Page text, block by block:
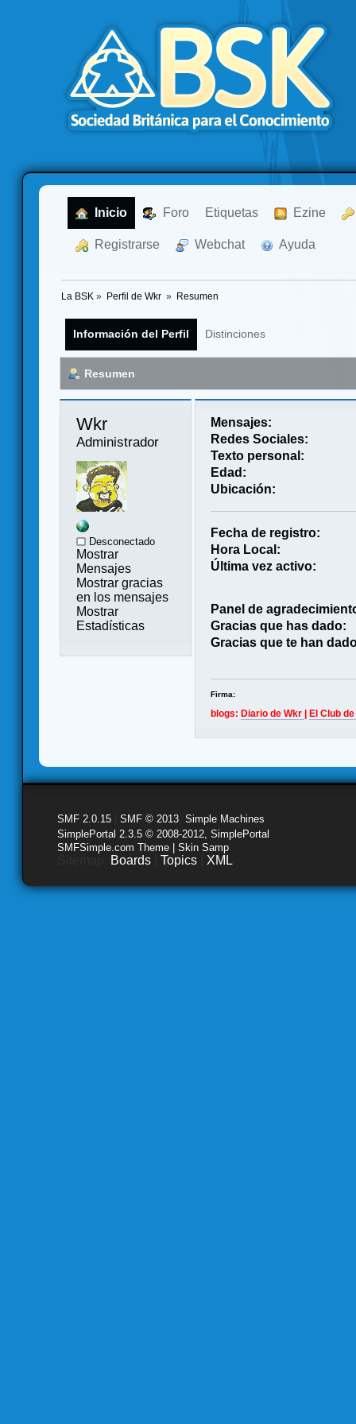
Inicio Foro Etiquetas Ezine
Registrarse Webchat Ayuda
La BSK » Perfil de Wkr » Resumen
Información del Perfil Distinciones
Resumen
Wkr
Administrador
Desconectado
Mostrar
Mensajes
Mostrar gracias
en los mensajes
Mostrar
Estadísticas
Mensajes:
Redes Sociales:
Texto personal:
Edad:
Ubicación:
Fecha de registro:
Hora Local:
Última vez activo:
Panel de
Gracias que has dado:
Gracias que te han
Firma:
blogs:Diario de Wkr |El Club
SMF 2.0.15 SMF © 2013 Simple Machines
SimplePortal 2.3.5 © 2008-2012, SimplePortal
SMFSimple.com Theme | Skin Samp
Boards Topics XML